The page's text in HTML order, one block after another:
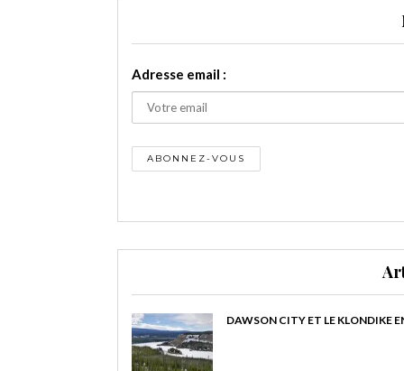
Adresse email :
DAWSON CITY ET LE KLONDIKE